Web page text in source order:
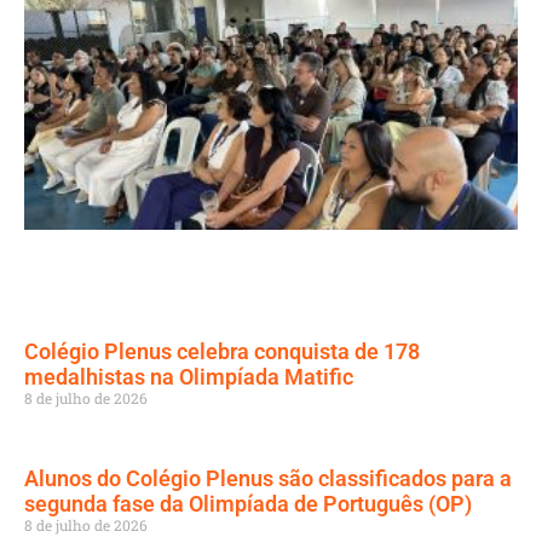
Colégio Plenus celebra conquista de 178
medalhistas na Olimpíada Matific
8 de julho de 2026
Alunos do Colégio Plenus são classificados para a
segunda fase da Olimpíada de Português (OP)
8 de julho de 2026